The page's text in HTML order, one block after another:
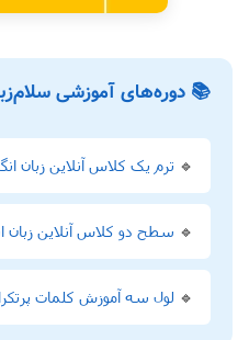
📚 دوره‌های آموزشی
🔹 ترم یک کلاس آنلاین زبان
🔹 سطح دو کلاس آنلاین زبان
🔹 لول سه آموزش کلمات